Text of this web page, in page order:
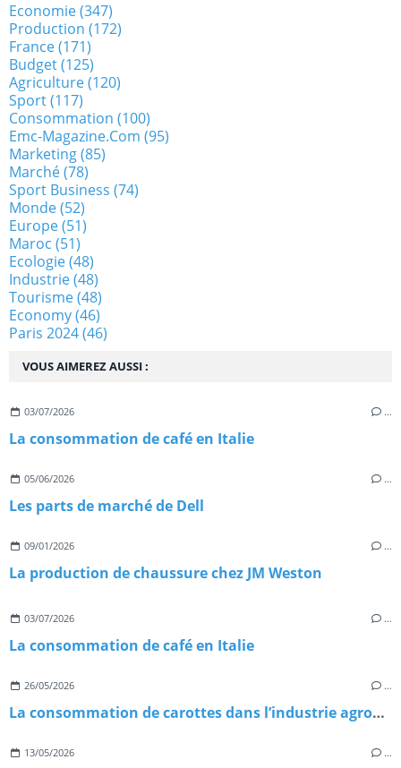
VOUS AIMEREZ AUSSI :
03/07/2026 …
La consommation de café en Italie
05/06/2026 …
Les parts de marché de Dell
09/01/2026 …
La production de chaussure chez JM Weston
03/07/2026 …
La consommation de café en Italie
26/05/2026 …
La consommation de carottes dans l’industrie agroalimentaire
13/05/2026 …
Economie(347)
Production (172)
France(171)
Budget(125)
Agriculture(120)
Sport(117)
Consommation (100)
Emc-Magazine.com (95)
Marketing(85)
Marché(78)
Sport Business (74)
Monde(52)
Europe(51)
Maroc (51)
Ecologie(48)
Industrie(48)
Tourisme(48)
Economy(46)
Paris 2024(46)